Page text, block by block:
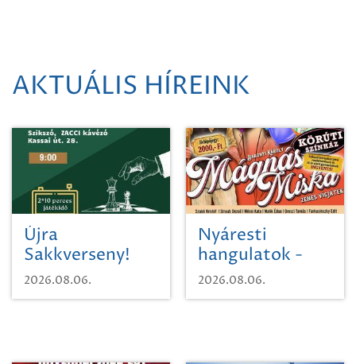
AKTUÁLIS HÍREINK
Újra
Sakkverseny!
2026.08.06.
Nyáresti
hangulatok -
Mágnás Miska
2026.08.06.